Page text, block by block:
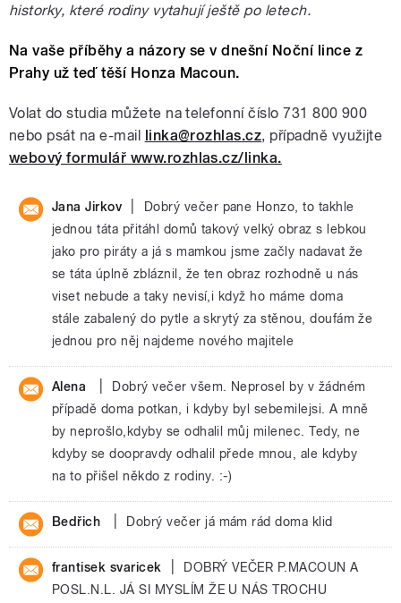
historky, které rodiny vytahují ještě po letech.
Na vaše příběhy a názory se v dnešní Noční lince z
Prahy už teď těší Honza Macoun.
Volat do studia můžete na telefonní číslo 731 800 900
nebo psát na e-mail linka@rozhlas.cz, případně využijte
webový formulář www.rozhlas.cz/linka.
Jana Jirkov
Dobrý večer pane Honzo, to takhle
jednou táta přitáhl domů takový velký obraz s lebkou
jako pro piráty a já s mamkou jsme začly nadavat že
se táta úplně zbláznil, že ten obraz rozhodně u nás
viset nebude a taky nevisí,i když ho máme doma
stále zabalený do pytle a skrytý za stěnou, doufám že
jednou pro něj najdeme nového majitele
Alena
Dobrý večer všem. Neprosel by v žádném
případě doma potkan, i kdyby byl sebemilejsi. A mně
by neprošlo,kdyby se odhalil můj milenec. Tedy, ne
kdyby se doopravdy odhalil přede mnou, ale kdyby
na to přišel někdo z rodiny. :-)
Bedřich Dobrý večer já mám rád doma klid
frantisek svaricek
DOBRÝ VEČER P.MACOUN A
POSL.N.L. JÁ SI MYSLÍM ŽE U NÁS TROCHU